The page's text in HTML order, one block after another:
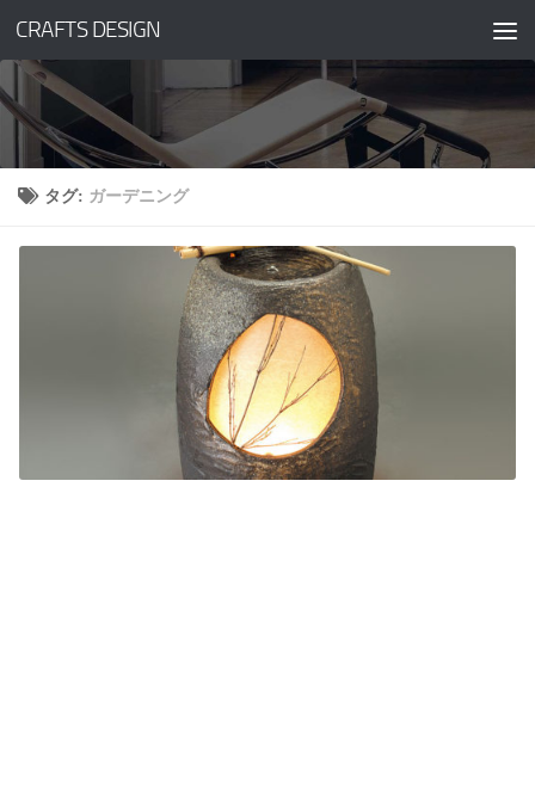
コンテンツへスキップ
CRAFTS DESIGN
タグ: ガーデニング